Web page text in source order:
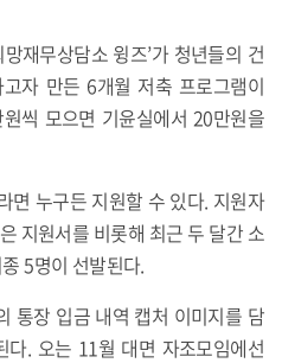
재무상담소 윙즈’가 청년들의 건
자 만든 6개월 저축 프로그램이
씩 모으면 기윤실에서 20만원을
면 누구든 지원할 수 있다. 지원자
지원서를 비롯해 최근 두 달간 소
5명이 선발된다.
통장 입금 내역 캡처 이미지를 담
다. 오는 11월 대면 자조모임에선